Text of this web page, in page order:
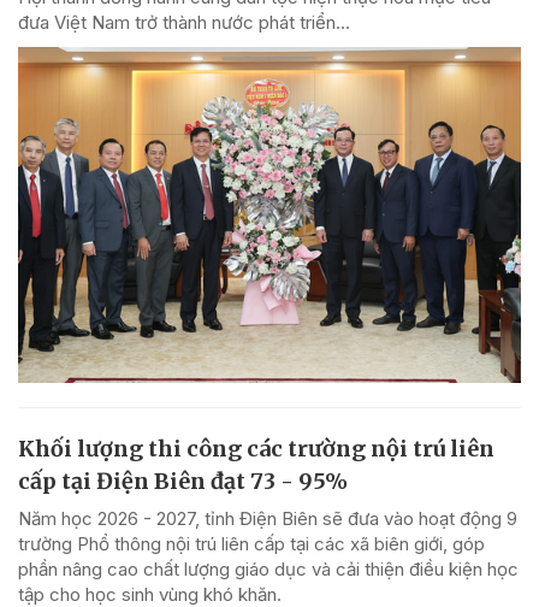
đưa Việt Nam trở thành nước phát triển...
Khối lượng thi công các trường nội trú liên
cấp tại Điện Biên đạt 73 - 95%
Năm học 2026 - 2027, tỉnh Điện Biên sẽ đưa vào hoạt động 9
trường Phổ thông nội trú liên cấp tại các xã biên giới, góp
phần nâng cao chất lượng giáo dục và cải thiện điều kiện học
tập cho học sinh vùng khó khăn.